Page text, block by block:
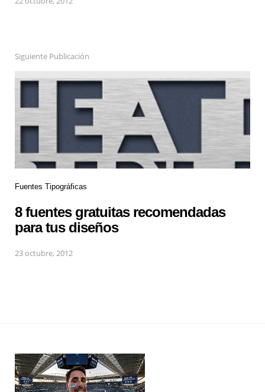
Siguiente Publicación
Fuentes Tipográficas
8 fuentes gratuitas recomendadas
para tus diseños
23 octubre, 2012